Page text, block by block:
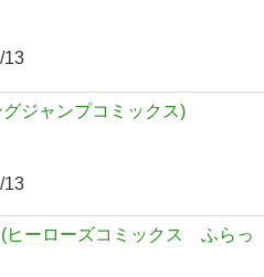
13
ジャンプコミックス)
13
ヒーローズコミックス ふらっ